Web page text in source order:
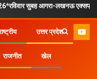
सुबह आगरा-लखनऊ
उत्तर प्रदेश
राजनीत खेल